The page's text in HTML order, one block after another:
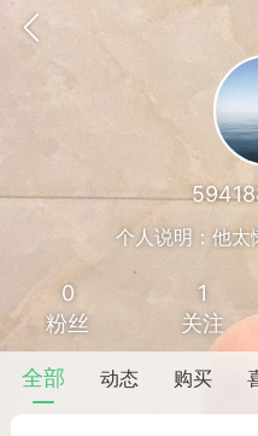
个人说明：他太
0
粉丝
1
关注
全部 动态 购买